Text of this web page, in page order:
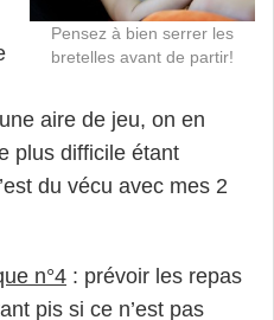
Pensez à bien serrer les
bretelles avant de partir!
aire de jeu, on en
plus difficile étant
du vécu avec mes 2
n°4 : prévoir les repas
pis si ce n’est pas